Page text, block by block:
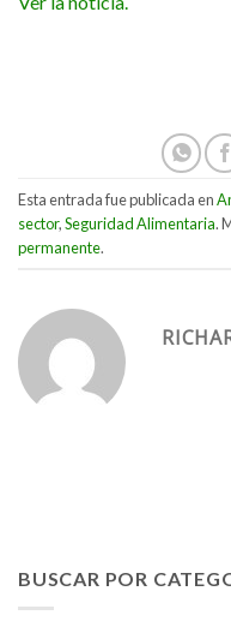
Esta entrada fue publicada en
sector,Seguridad Alimentaria.
permanente.
BUSCAR POR